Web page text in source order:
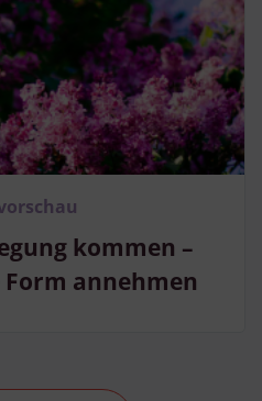
kommen –
Form annehmen